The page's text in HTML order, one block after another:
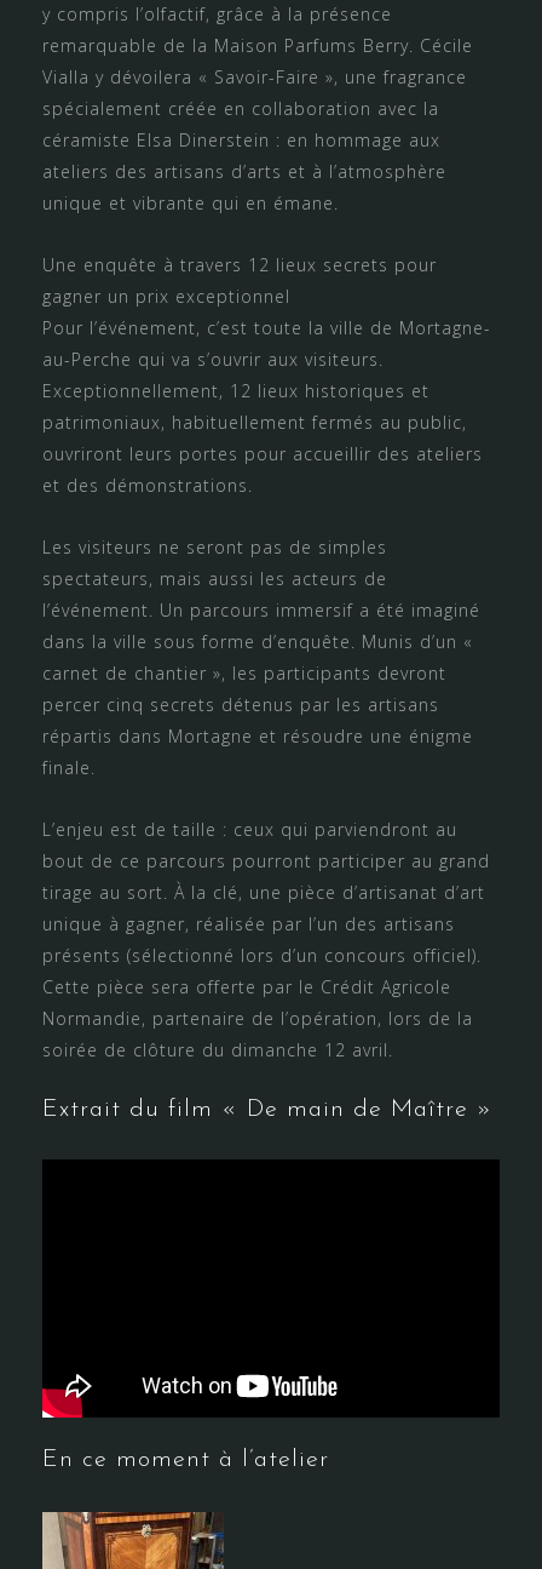
y compris l’olfactif, grâce à la présence
remarquable de la Maison Parfums Berry. Cécile
Vialla y dévoilera « Savoir-Faire », une fragrance
spécialement créée en collaboration avec la
céramiste Elsa Dinerstein : en hommage aux
ateliers des artisans d’arts et à l’atmosphère
unique et vibrante qui en émane.
Une enquête à travers 12 lieux secrets pour
gagner un prix exceptionnel
Pour l’événement, c’est toute la ville de Mortagne-
au-Perche qui va s’ouvrir aux visiteurs.
Exceptionnellement, 12 lieux historiques et
patrimoniaux, habituellement fermés au public,
ouvriront leurs portes pour accueillir des ateliers
et des démonstrations.
Les visiteurs ne seront pas de simples
spectateurs, mais aussi les acteurs de
l’événement. Un parcours immersif a été imaginé
dans la ville sous forme d’enquête. Munis d’un «
carnet de chantier », les participants devront
percer cinq secrets détenus par les artisans
répartis dans Mortagne et résoudre une énigme
finale.
L’enjeu est de taille : ceux qui parviendront au
bout de ce parcours pourront participer au grand
tirage au sort. À la clé, une pièce d’artisanat d’art
unique à gagner, réalisée par l’un des artisans
présents (sélectionné lors d’un concours officiel).
Cette pièce sera offerte par le Crédit Agricole
Normandie, partenaire de l’opération, lors de la
soirée de clôture du dimanche 12 avril.
Extrait du film « De main de Maître »
En ce moment à l’atelier